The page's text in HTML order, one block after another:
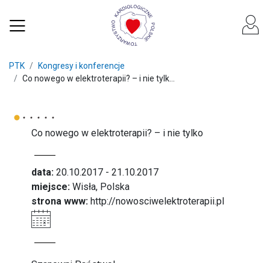
PTK
Kongresy i konferencje
Co nowego w elektroterapii? – i nie tylk...
Co nowego w elektroterapii? – i nie tylko
data: 20.10.2017 - 21.10.2017
miejsce: Wisła, Polska
strona www: http://nowosciwelektroterapii.pl